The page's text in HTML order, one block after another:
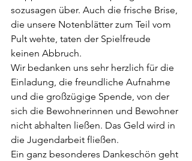
sozusagen über. Auch die frische Brise,
die unsere Notenblätter zum Teil vom
Pult wehte, taten der Spielfreude
keinen Abbruch.
Wir bedanken uns sehr herzlich für die
Einladung, die freundliche Aufnahme
und die großzügige Spende, von der
sich die Bewohnerinnen und Bewohner
nicht abhalten ließen. Das Geld wird in
die Jugendarbeit fließen.
Ein ganz besonderes Dankeschön geht